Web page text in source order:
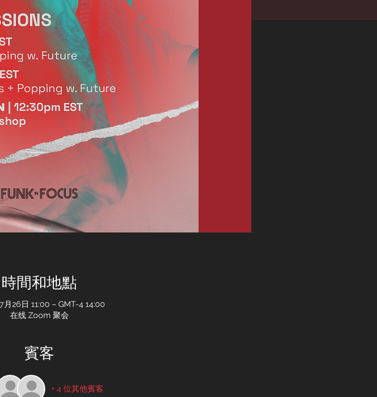
時間和地點
月26日 11:00 – GMT-4 14:00
在线 Zoom 聚会
賓客
+ 4 位其他賓客